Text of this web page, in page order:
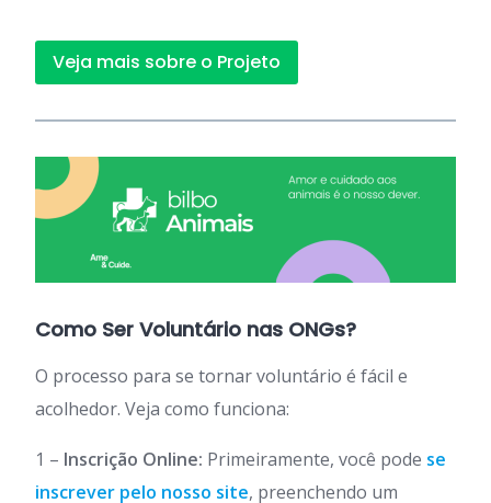
Veja mais sobre o Projeto
Como Ser Voluntário nas ONGs?
O processo para se tornar voluntário é fácil e
acolhedor. Veja como funciona:
1 – Inscrição Online: Primeiramente, você pode se
inscrever pelo nosso site, preenchendo um